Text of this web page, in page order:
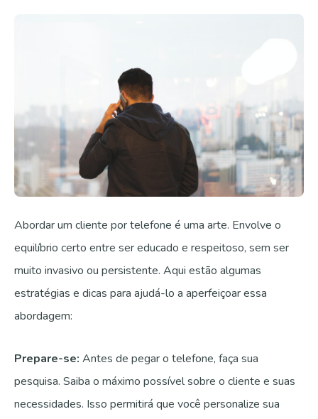
Abordar um cliente por telefone é uma arte. Envolve o
equilíbrio certo entre ser educado e respeitoso, sem ser
muito invasivo ou persistente. Aqui estão algumas
estratégias e dicas para ajudá-lo a aperfeiçoar essa
abordagem:
Prepare-se: Antes de pegar o telefone, faça sua
pesquisa. Saiba o máximo possível sobre o cliente e suas
necessidades. Isso permitirá que você personalize sua